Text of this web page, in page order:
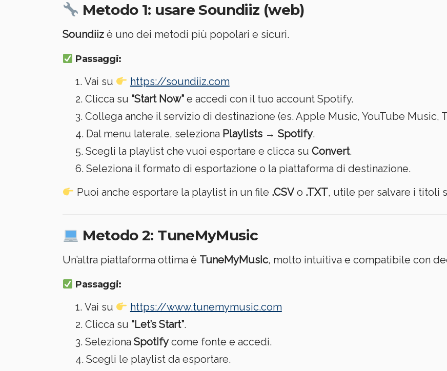
Metodo 1: usare Soundiiz (web)
Soundiiz è uno dei metodi più popolari e sicuri.
Passaggi:
Vai su
https://soundiiz.com
Clicca su “Start Now” e accedi con il tuo account Spotify.
Collega anche il servizio di destinazione (es. Apple Music, YouTube Music,
Dal menu laterale, seleziona Playlists → Spotify.
Scegli la playlist che vuoi esportare e clicca su Convert.
Seleziona il formato di esportazione o la piattaforma di destinazione.
Puoi anche esportare la playlist in un file .CSVo .TXT, utile per salvare i titoli
Metodo 2: TuneMyMusic
Un’altra piattaforma ottima è TuneMyMusic, molto intuitiva e compatibile con
Passaggi:
Vai su
https://www.tunemymusic.com
Clicca su “Let’s Start”.
Seleziona Spotifycome fonte e accedi.
Scegli le playlist da esportare.